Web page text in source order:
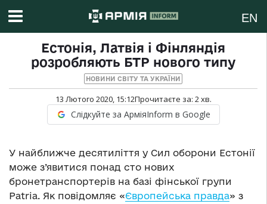
EN
Естонія, Латвія і Фінляндія
розробляють БТР нового типу
НОВИНИ СВІТУ ТА УКРАЇНИ
13 Лютого 2020, 15:12Прочитаєте за: 2хв.
Слідкуйте за АрміяInform в Google
У найближче десятиліття у Сил оборони Естонії
може з’явитися понад сто нових
бронетранспортерів на базі фінської групи
Patria. Як повідомляє «Європейська правда» з